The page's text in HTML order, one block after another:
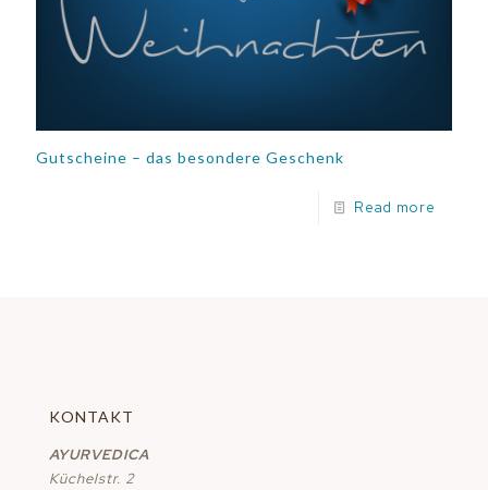
Gutscheine – das besondere Geschenk
Read more
KONTAKT
AYURVEDICA
Küchelstr. 2